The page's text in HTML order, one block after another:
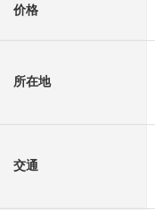
价格
所在地
交通